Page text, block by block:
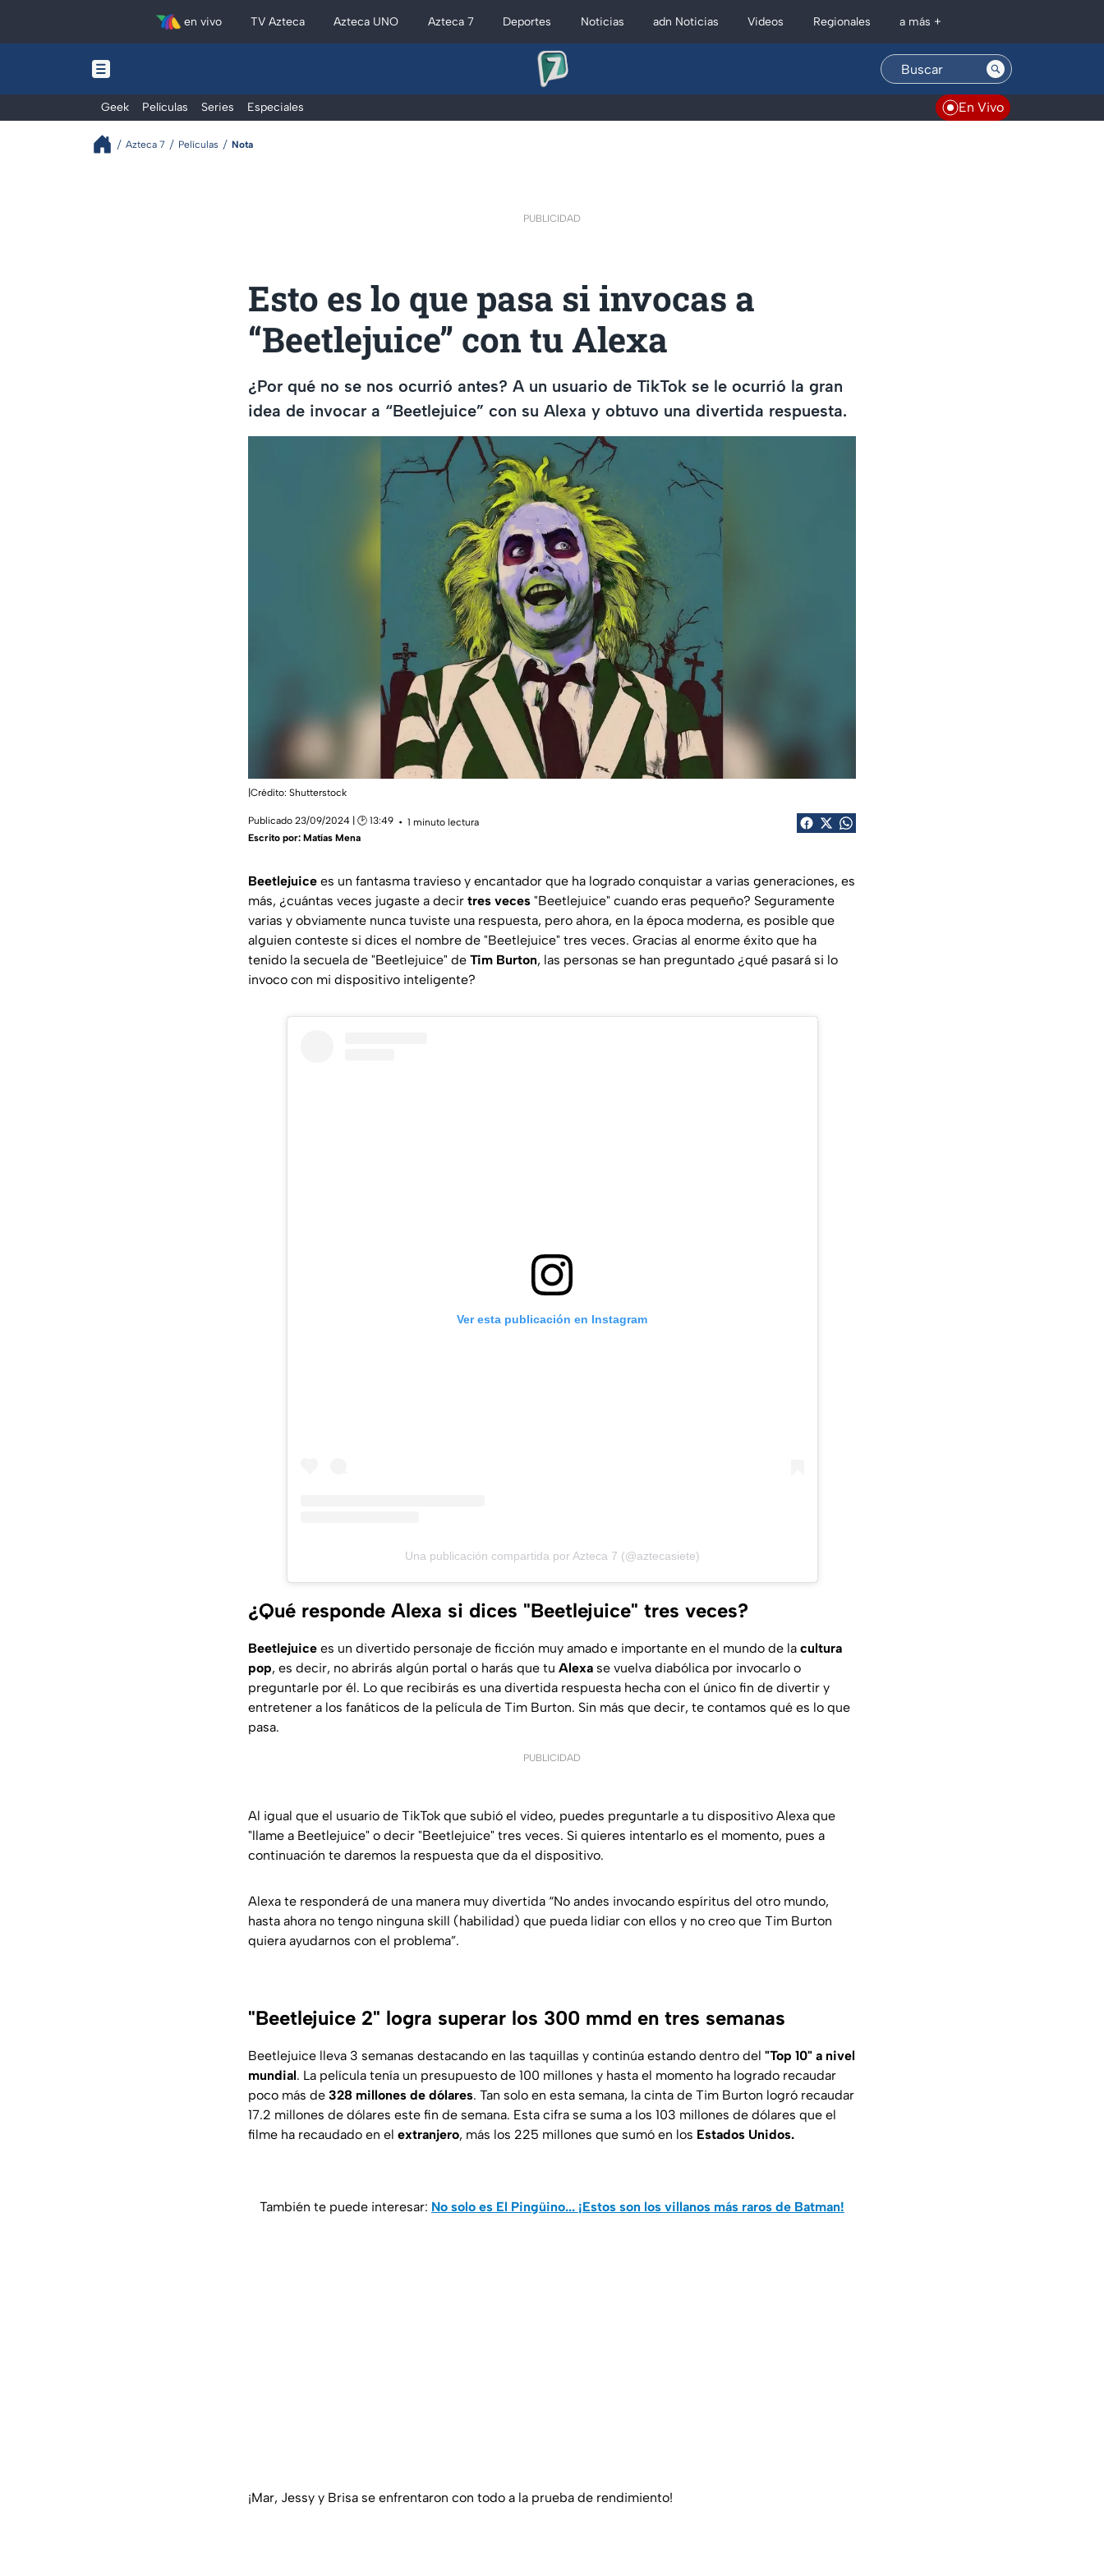
en vivo TV Azteca Azteca UNO Azteca 7 Deportes Noticias adn Noticias Videos Regionales a más +
Geek Películas Series Especiales En Vivo
Azteca 7 Películas Nota
PUBLICIDAD
Esto es lo que pasa si invocas a
“Beetlejuice” con tu Alexa
¿Por qué no se nos ocurrió antes? A un usuario de TikTok se le ocurrió la gran
idea de invocar a “Beetlejuice” con su Alexa y obtuvo una divertida respuesta.
|Crédito: Shutterstock
Publicado 23/09/2024 | 🕑 13:49
1 minuto lectura
Escrito por: Matías Mena
Beetlejuice es un fantasma travieso y encantador que ha logrado conquistar a varias generaciones, es
más, ¿cuántas veces jugaste a decir tres veces "Beetlejuice" cuando eras pequeño? Seguramente
varias y obviamente nunca tuviste una respuesta, pero ahora, en la época moderna, es posible que
alguien conteste si dices el nombre de "Beetlejuice" tres veces. Gracias al enorme éxito que ha
tenido la secuela de "Beetlejuice" de Tim Burton, las personas se han preguntado ¿qué pasará si lo
invoco con mi dispositivo inteligente?
Ver esta publicación en Instagram
Una publicación compartida por Azteca 7 (@aztecasiete)
¿Qué responde Alexa si dices "Beetlejuice" tres veces?
Beetlejuice es un divertido personaje de ficción muy amado e importante en el mundo de la cultura
pop, es decir, no abrirás algún portal o harás que tu Alexa se vuelva diabólica por invocarlo o
preguntarle por él. Lo que recibirás es una divertida respuesta hecha con el único fin de divertir y
entretener a los fanáticos de la película de Tim Burton. Sin más que decir, te contamos qué es lo que
pasa.
PUBLICIDAD
Al igual que el usuario de TikTok que subió el video, puedes preguntarle a tu dispositivo Alexa que
"llame a Beetlejuice" o decir "Beetlejuice" tres veces. Si quieres intentarlo es el momento, pues a
continuación te daremos la respuesta que da el dispositivo.
Alexa te responderá de una manera muy divertida “No andes invocando espíritus del otro mundo,
hasta ahora no tengo ninguna skill (habilidad) que pueda lidiar con ellos y no creo que Tim Burton
quiera ayudarnos con el problema”.
"Beetlejuice 2" logra superar los 300 mmd en tres semanas
Beetlejuice lleva 3 semanas destacando en las taquillas y continúa estando dentro del "Top 10" a nivel
mundial. La película tenía un presupuesto de 100 millones y hasta el momento ha logrado recaudar
poco más de 328 millones de dólares. Tan solo en esta semana, la cinta de Tim Burton logró recaudar
17.2 millones de dólares este fin de semana. Esta cifra se suma a los 103 millones de dólares que el
filme ha recaudado en el extranjero, más los 225 millones que sumó en los Estados Unidos.
También te puede interesar: No solo es El Pingüino... ¡Estos son los villanos más raros de Batman!
¡Mar, Jessy y Brisa se enfrentaron con todo a la prueba de rendimiento!